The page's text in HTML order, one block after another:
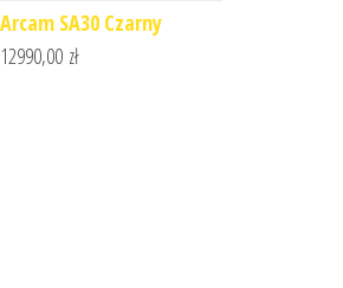
Arcam SA30 Czarny
12990,00 zł